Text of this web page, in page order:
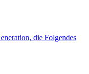
die Folgendes